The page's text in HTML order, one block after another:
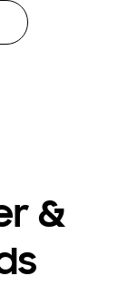
&